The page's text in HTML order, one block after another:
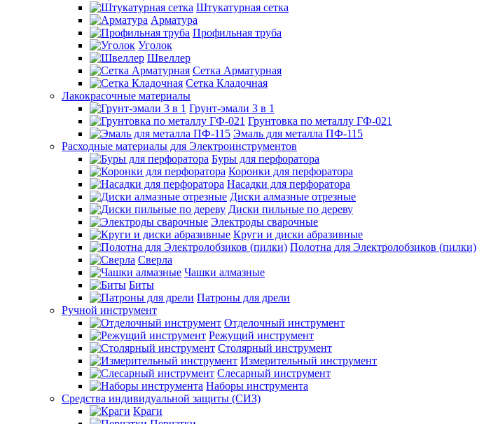
Штукатурная сетка
Арматура
Профильная труба
Уголок
Швеллер
Сетка Арматурная
Сетка Кладочная
Лакокрасочные материалы
Грунт-эмали 3 в 1
Грунтовка по металлу ГФ-021
Эмаль для металла ПФ-115
Расходные материалы для Электроинструментов
Буры для перфоратора
Коронки для перфоратора
Насадки для перфоратора
Диски алмазные отрезные
Диски пильные по дереву
Электроды сварочные
Круги и диски абразивные
Полотна для Электролобзиков (пилки)
Сверла
Чашки алмазные
Биты
Патроны для дрели
Ручной инструмент
Отделочный инструмент
Режущий инструмент
Столярный инструмент
Измерительный инструмент
Слесарный инструмент
Наборы инструмента
Средства индивидуальной защиты (СИЗ)
Краги